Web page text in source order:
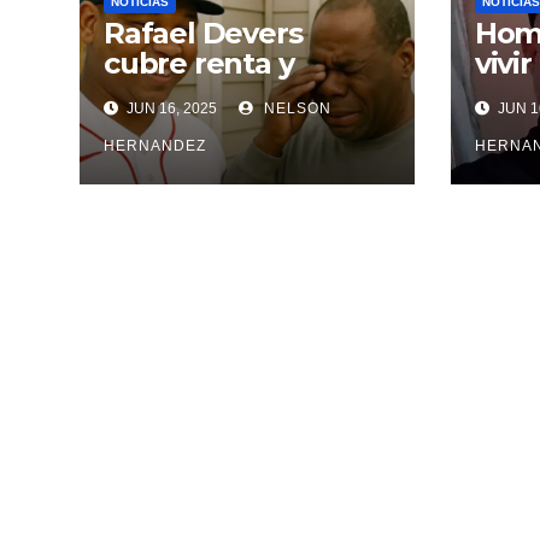
Rafael Devers
cubre renta y
entrega vivienda a
exentrenador en
RD
JUN 16, 2025 NELSON
HERNANDEZ
vivir
JUN